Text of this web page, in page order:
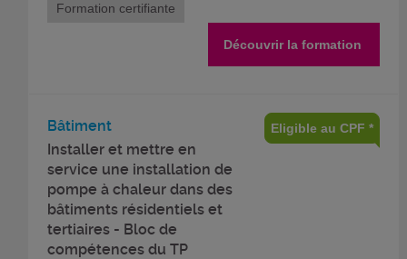
Formation certifiante
Découvrir la formation
Bâtiment
Installer et mettre en
service une installation de
pompe à chaleur dans des
bâtiments résidentiels et
tertiaires - Bloc de
compétences du TP
Eligible au CPF *